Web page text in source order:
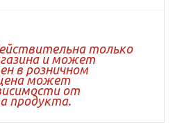
только
и может
в розничном
может
от
продукта.